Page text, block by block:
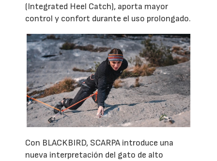
(Integrated Heel Catch), aporta mayor
control y confort durante el uso prolongado.
Con BLACKBIRD, SCARPA introduce una
nueva interpretación del gato de alto